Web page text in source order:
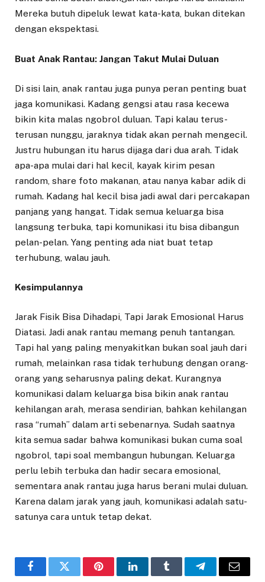
Mereka butuh dipeluk lewat kata-kata, bukan ditekan
dengan ekspektasi.
Buat Anak Rantau: Jangan Takut Mulai Duluan
Di sisi lain, anak rantau juga punya peran penting buat
jaga komunikasi. Kadang gengsi atau rasa kecewa
bikin kita malas ngobrol duluan. Tapi kalau terus-
terusan nunggu, jaraknya tidak akan pernah mengecil.
Justru hubungan itu harus dijaga dari dua arah. Tidak
apa-apa mulai dari hal kecil, kayak kirim pesan
random, share foto makanan, atau nanya kabar adik di
rumah. Kadang hal kecil bisa jadi awal dari percakapan
panjang yang hangat. Tidak semua keluarga bisa
langsung terbuka, tapi komunikasi itu bisa dibangun
pelan-pelan. Yang penting ada niat buat tetap
terhubung, walau jauh.
Kesimpulannya
Jarak Fisik Bisa Dihadapi, Tapi Jarak Emosional Harus
Diatasi. Jadi anak rantau memang penuh tantangan.
Tapi hal yang paling menyakitkan bukan soal jauh dari
rumah, melainkan rasa tidak terhubung dengan orang-
orang yang seharusnya paling dekat. Kurangnya
komunikasi dalam keluarga bisa bikin anak rantau
kehilangan arah, merasa sendirian, bahkan kehilangan
rasa “rumah” dalam arti sebenarnya. Sudah saatnya
kita semua sadar bahwa komunikasi bukan cuma soal
ngobrol, tapi soal membangun hubungan. Keluarga
perlu lebih terbuka dan hadir secara emosional,
sementara anak rantau juga harus berani mulai duluan.
Karena dalam jarak yang jauh, komunikasi adalah satu-
satunya cara untuk tetap dekat.
FacebookTwitter PinterestLinkedInTumblr TelegramEmail